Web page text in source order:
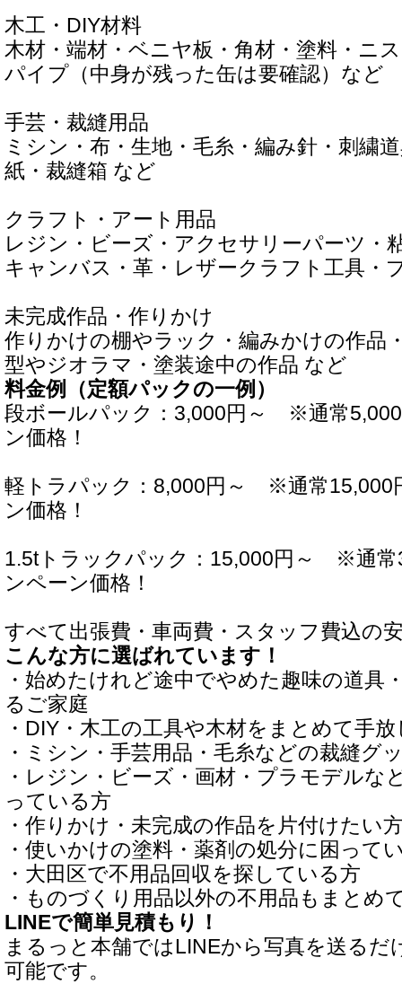
木工・DIY材料
木材・端材・ベニヤ板・角材・塗料・ニ
パイプ（中身が残った缶は要確認）など
手芸・裁縫用品
ミシン・布・生地・毛糸・編み針・刺繍
紙・裁縫箱 など
クラフト・アート用品
レジン・ビーズ・アクセサリーパーツ・
キャンバス・革・レザークラフト工具・
未完成作品・作りかけ
作りかけの棚やラック・編みかけの作品
型やジオラマ・塗装途中の作品 など
料金例（定額パックの一例）
段ボールパック：3,000円～ ※通常
ン価格！
軽トラパック：8,000円～ ※通常15,000
ン価格！
1.5tトラックパック：15,000円～ ※通
ンペーン価格！
すべて出張費・車両費・スタッフ費込の
こんな方に選ばれています！
・始めたけれど途中でやめた趣味の道具
るご家庭
・DIY・木工の工具や木材をまとめて手
・ミシン・手芸用品・毛糸などの裁縫グ
・レジン・ビーズ・画材・プラモデルな
っている方
・作りかけ・未完成の作品を片付けたい
・使いかけの塗料・薬剤の処分に困って
・大田区で不用品回収を探している方
・ものづくり用品以外の不用品もまとめ
LINEで簡単見積もり！
まるっと本舗ではLINEから写真を送るだ
可能です。